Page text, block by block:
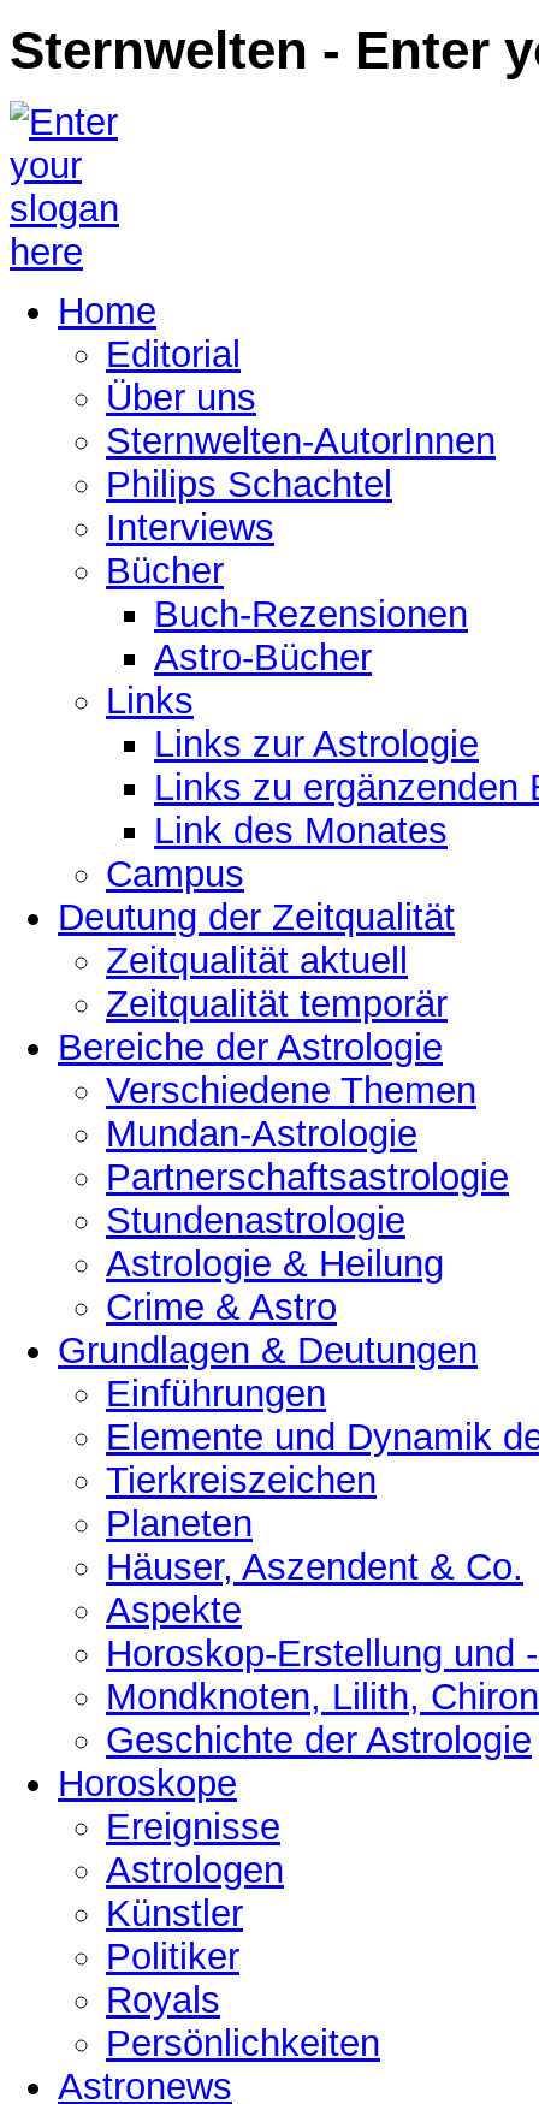
Sternwelten - Enter
Home
Editorial
Über uns
Sternwelten-AutorInnen
Philips Schachtel
Interviews
Bücher
Buch-Rezensionen
Astro-Bücher
Links
Links zur Astrologie
Links zu ergänzenden
Link des Monates
Campus
Deutung der Zeitqualität
Zeitqualität aktuell
Zeitqualität temporär
Bereiche der Astrologie
Verschiedene Themen
Mundan-Astrologie
Partnerschaftsastrologie
Stundenastrologie
Astrologie & Heilung
Crime & Astro
Grundlagen & Deutungen
Einführungen
Elemente und Dynamik
Tierkreiszeichen
Planeten
Häuser, Aszendent & Co.
Aspekte
Horoskop-Erstellung und
Mondknoten, Lilith,
Geschichte der Astrologie
Horoskope
Ereignisse
Astrologen
Künstler
Politiker
Royals
Persönlichkeiten
Astronews